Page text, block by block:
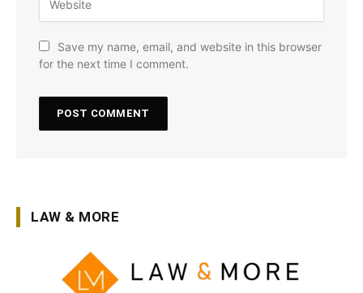
Save my name, email, and website in this browser
for the next time I comment.
LAW & MORE